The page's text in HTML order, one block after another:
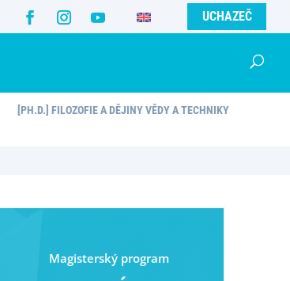
UCHAZEČ
[PH.D.] FILOZOFIE A DĚJINY VĚDY A TECHNIKY
Magisterský program